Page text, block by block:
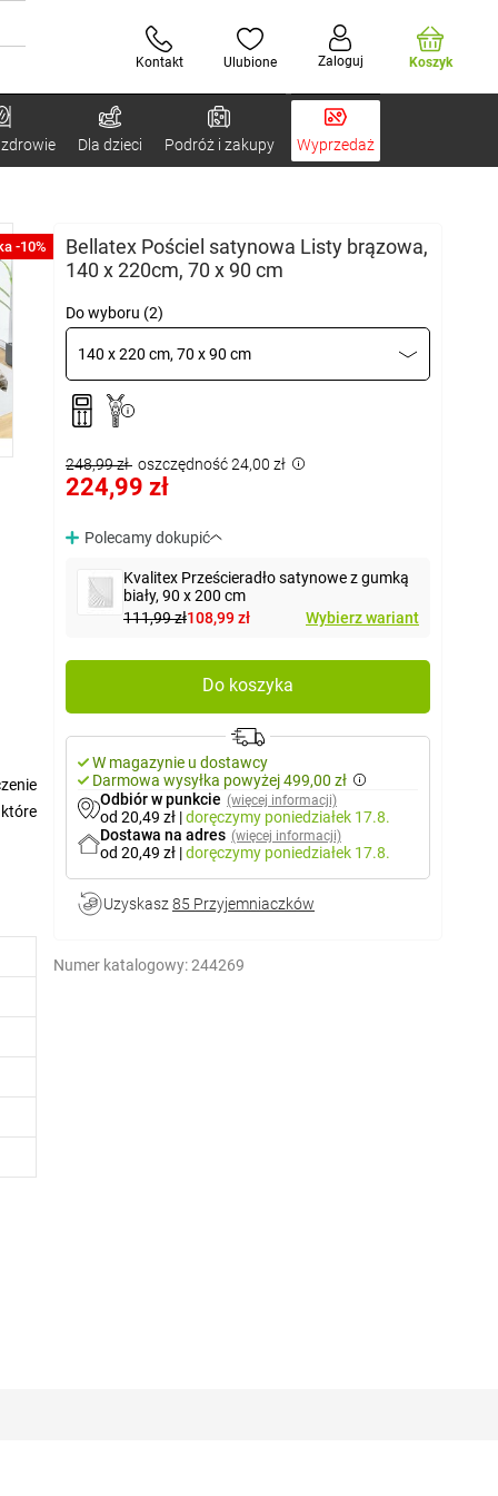
Kontakt Ulubione Zaloguj Koszyk
Dla dzieci Podróż i zakupy Wyprzedaż
-10%
Bellatex Pościel satynowa Listy brązowa,
140 x 220cm, 70 x 90 cm
Do wyboru (2)
140 x 220 cm, 70 x 90 cm
248,99 zł oszczędność 24,00 zł
224,99 zł
Polecamy dokupić
Kvalitex Prześcieradło satynowe z gumką
biały, 90 x 200 cm
111,99 zł108,99 zł Wybierz wariant
Do koszyka
W magazynie u dostawcy
Darmowa wysyłka powyżej 499,00 zł
Odbiór w punkcie (więcej informacji)
od 20,49 zł |doręczymy poniedziałek 17.8.
Dostawa na adres (więcej informacji)
od 20,49 zł |doręczymy poniedziałek 17.8.
Uzyskasz 85 Przyjemniaczków
Numer katalogowy:244269